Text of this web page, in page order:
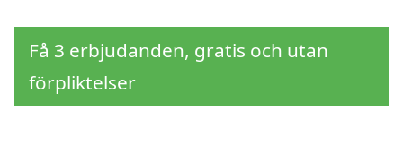
Få 3 erbjudanden, gratis och utan
förpliktelser